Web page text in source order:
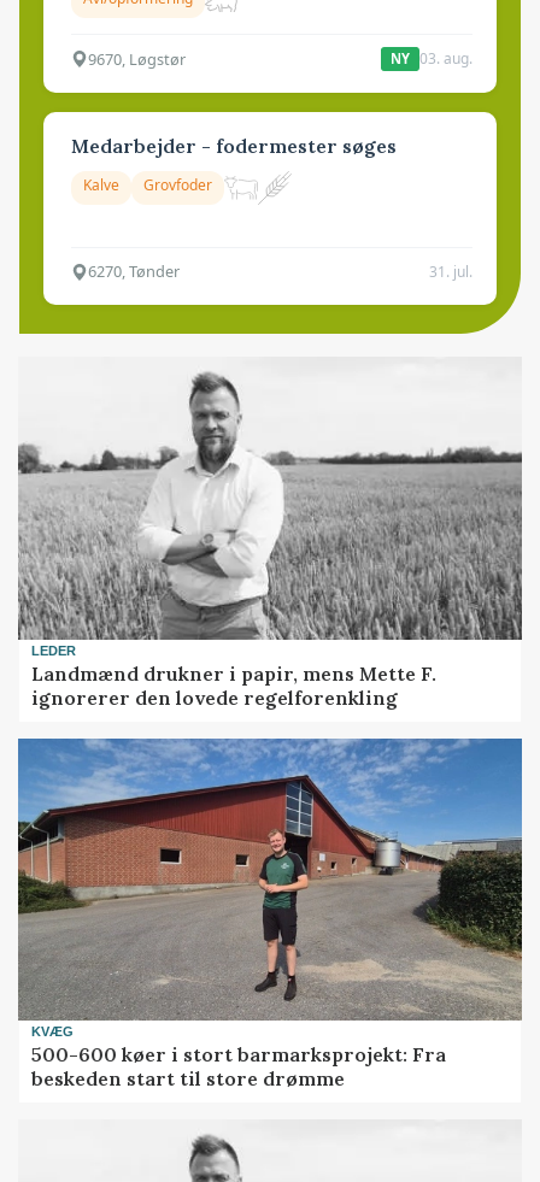
9670, Løgstør NY 03. aug.
Medarbejder - fodermester søges
Kalve Grovfoder
6270, Tønder 31. jul.
LEDER
Landmænd drukner i papir, mens Mette F.
ignorerer den lovede regelforenkling
KVÆG
500-600 køer i stort barmarksprojekt: Fra
beskeden start til store drømme